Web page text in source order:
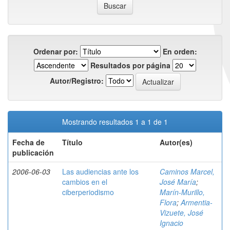
Ordenar por:
En orden:
Resultados por página
Autor/Registro:
Mostrando resultados 1 a 1 de 1
Fecha de
publicación
Título Autor(es)
2006-06-03
Las audiencias ante los
cambios en el
ciberperiodismo
Caminos Marcel,
José María;
Marín-Murillo,
Flora;Armentia-
Vizuete, José
Ignacio